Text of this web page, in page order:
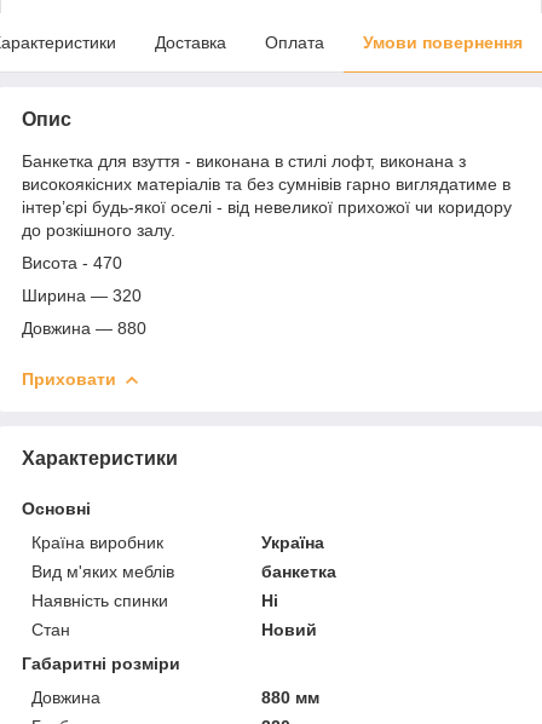
Доставка Оплата Умови повернення
Опис
Банкетка для взуття - виконана в стилі лофт, виконана з
високоякісних матеріалів та без сумнівів гарно виглядатиме в
інтер’єрі будь-якої оселі - від невеликої прихожої чи коридору
до розкішного залу.
Висота - 470
Ширина — 320
Довжина — 880
Приховати
Характеристики
Основні
Країна виробник
Україна
Вид м'яких меблів
банкетка
Наявність спинки
Ні
Стан
Новий
Габаритні розміри
Довжина
880 мм